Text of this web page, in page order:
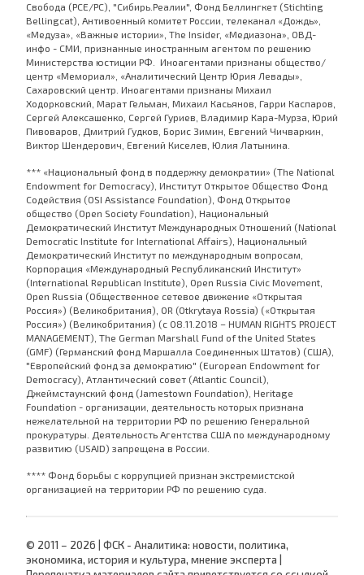
Свобода (PCE/PC), "Сибирь.Реалии", Фонд Беллингкет (Stichting
Bellingcat), Антивоенный комитет России, телеканал «Дождь»,
«Медуза», «Важные истории», The Insider, «Медиазона», ОВД-
инфо - СМИ, признанные иностранным агентом по решению
Министерства юстиции РФ. Иноагентами признаны общество/
центр «Мемориал», «Аналитический Центр Юрия Левады»,
Сахаровский центр. Иноагентами признаны Михаил
Ходорковский, Марат Гельман, Михаил Касьянов, Гарри Каспаров,
Сергей Алексашенко, Сергей Гуриев, Владимир Кара-Мурза, Юрий
Пивоваров, Дмитрий Гудков, Борис Зимин, Евгений Чичваркин,
Виктор Шендерович, Евгений Киселев, Юлия Латынина.
*** «Национальный фонд в поддержку демократии» (The National
Endowment for Democracy), Институт Открытое Общество Фонд
Содействия (OSI Assistance Foundation), Фонд Открытое
общество (Open Society Foundation), Национальный
Демократический Институт Международных Отношений (National
Democratic Institute for International Affairs), Национальный
Демократический Институт по международным вопросам,
Корпорация «Международный Республиканский Институт»
(International Republican Institute), Open Russia Civic Movement,
Open Russia (Общественное сетевое движение «Открытая
Россия») (Великобритания), OR (Otkrytaya Rossia) («Открытая
Россия») (Великобритания) (с 08.11.2018 – HUMAN RIGHTS PROJECT
MANAGEMENT), The German Marshall Fund of the United States
(GMF) (Германский фонд Маршалла Соединенных Штатов) (США),
"Европейский фонд за демократию" (European Endowment for
Democracy), Атлантический совет (Atlantic Council),
Джеймстаунский фонд (Jamestown Foundation), Heritage
Foundation - организации, деятельность которых признана
нежелательной на территории РФ по решению Генеральной
прокуратуры. Деятельность Агентства США по международному
развитию (USAID) запрещена в России.
**** Фонд борьбы с коррупцией признан экстремистской
организацией на территории РФ по решению суда.
© 2011 – 2026 | ФСК - Аналитика: новости, политика,
экономика, история и культура, мнение эксперта |